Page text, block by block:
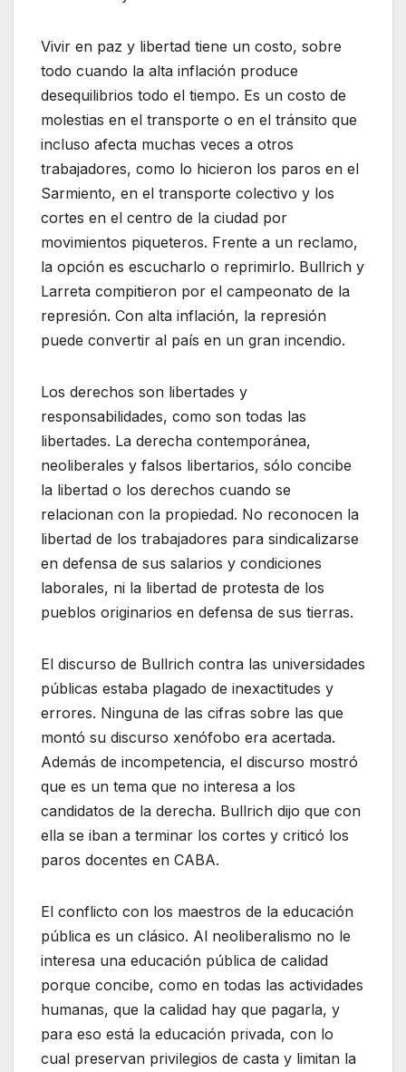
Vivir en paz y libertad tiene un costo, sobre
todo cuando la alta inflación produce
desequilibrios todo el tiempo. Es un costo de
molestias en el transporte o en el tránsito que
incluso afecta muchas veces a otros
trabajadores, como lo hicieron los paros en el
Sarmiento, en el transporte colectivo y los
cortes en el centro de la ciudad por
movimientos piqueteros. Frente a un reclamo,
la opción es escucharlo o reprimirlo. Bullrich y
Larreta compitieron por el campeonato de la
represión. Con alta inflación, la represión
puede convertir al país en un gran incendio.
Los derechos son libertades y
responsabilidades, como son todas las
libertades. La derecha contemporánea,
neoliberales y falsos libertarios, sólo concibe
la libertad o los derechos cuando se
relacionan con la propiedad. No reconocen la
libertad de los trabajadores para sindicalizarse
en defensa de sus salarios y condiciones
laborales, ni la libertad de protesta de los
pueblos originarios en defensa de sus tierras.
El discurso de Bullrich contra las universidades
públicas estaba plagado de inexactitudes y
errores. Ninguna de las cifras sobre las que
montó su discurso xenófobo era acertada.
Además de incompetencia, el discurso mostró
que es un tema que no interesa a los
candidatos de la derecha. Bullrich dijo que con
ella se iban a terminar los cortes y criticó los
paros docentes en CABA.
El conflicto con los maestros de la educación
pública es un clásico. Al neoliberalismo no le
interesa una educación pública de calidad
porque concibe, como en todas las actividades
humanas, que la calidad hay que pagarla, y
para eso está la educación privada, con lo
cual preservan privilegios de casta y limitan la